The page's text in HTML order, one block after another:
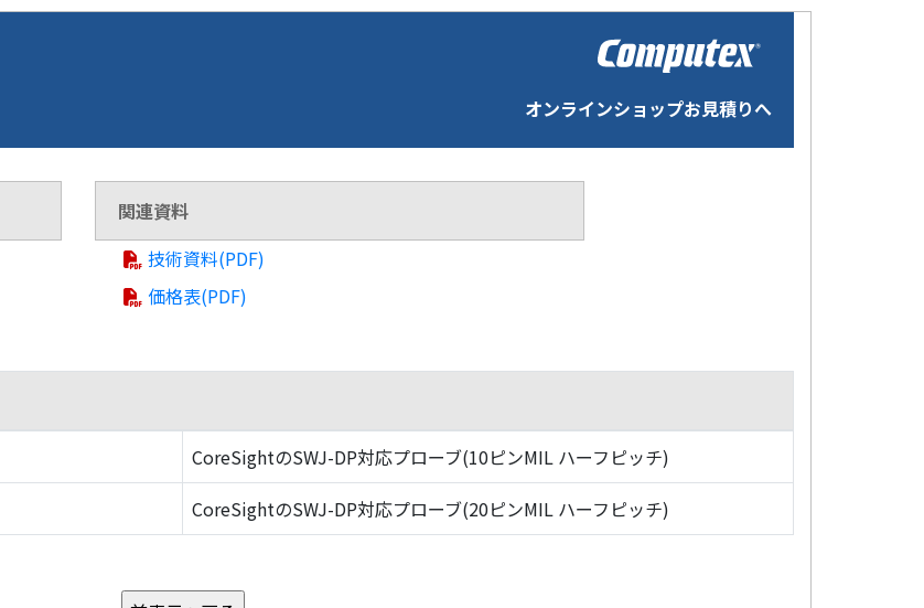
オンラインショップお見積りへ
関連資料
技術資料(PDF)
価格表(PDF)
CoreSightのSWJ-DP対応プローブ(10ピンMIL ハーフピッチ)
CoreSightのSWJ-DP対応プローブ(20ピンMIL ハーフピッチ)